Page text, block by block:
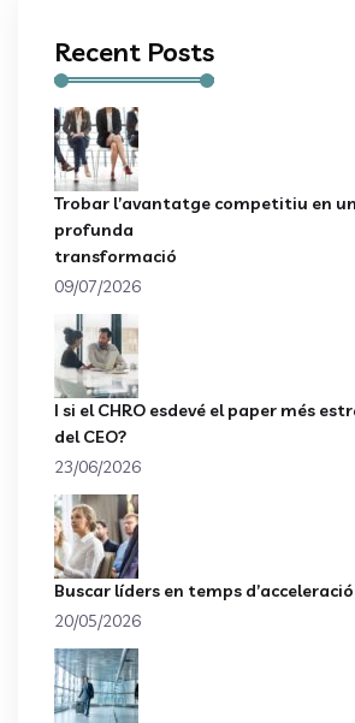
Recent Posts
Trobar l’avantatge competitiu en
profunda
transformació
09/07/2026
I si el CHRO esdevé el paper més
del CEO?
23/06/2026
Buscar líders en temps d’acceleració
20/05/2026